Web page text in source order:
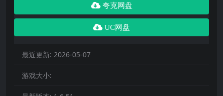
夸克网盘
UC网盘
最近更新: 2026-05-07
游戏大小: